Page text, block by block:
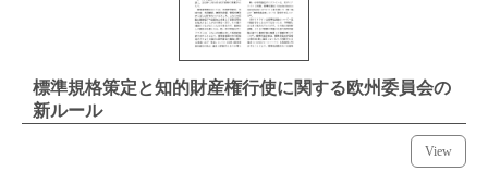
標準規格策定と知的財産権行使に関する欧州委員会の
新ルール
View